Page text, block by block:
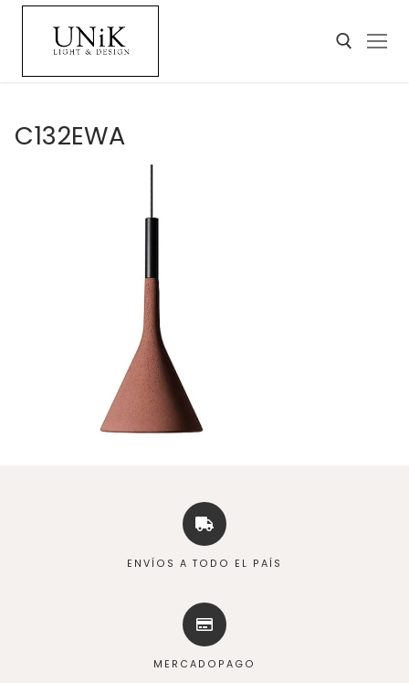
C132EWA
ENVÍOS A TODO EL PAÍS
MERCADOPAGO